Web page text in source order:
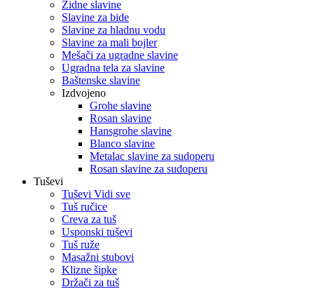
Zidne slavine
Slavine za bide
Slavine za hladnu vodu
Slavine za mali bojler
Mešači za ugradne slavine
Ugradna tela za slavine
Baštenske slavine
Izdvojeno
Grohe slavine
Rosan slavine
Hansgrohe slavine
Blanco slavine
Metalac slavine za sudoperu
Rosan slavine za sudoperu
Tuševi
Tuševi Vidi sve
Tuš ručice
Creva za tuš
Usponski tuševi
Tuš ruže
Masažni stubovi
Klizne šipke
Držači za tuš